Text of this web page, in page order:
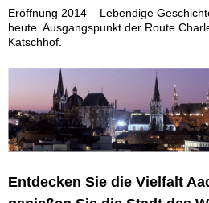
Eröffnung 2014 – Lebendige
heute. Ausgangspunkt der Route
Katschhof.
Entdecken Sie die Vielfalt